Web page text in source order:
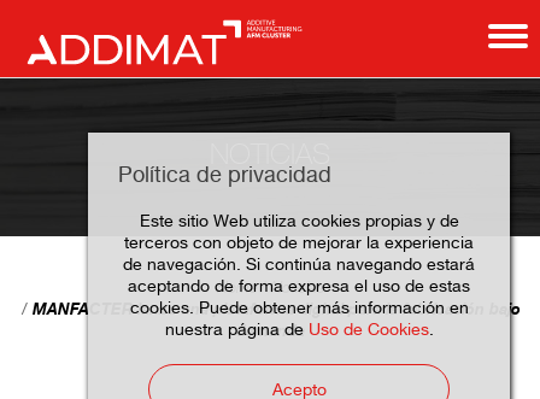
Política de privacidad
Este sitio Web utiliza cookies propias y de
terceros con objeto de mejorar la experiencia
de navegación. Si continúa navegando estará
aceptando de forma expresa el uso de estas
cookies. Puede obtener más información en
nuestra página de Uso de Cookies.
Acepto
Home Noticias
MANFACTER lanza una plataforma digital para la fabricación bajo
demanda